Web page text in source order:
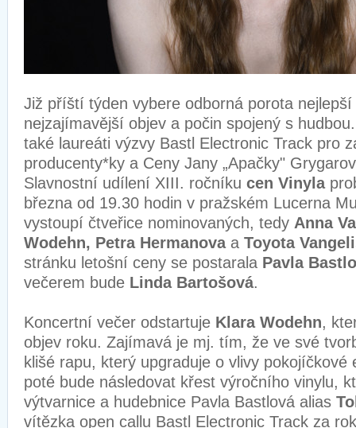
Již příští týden vybere odborná porota
nejzajímavější objev a počin spojený s
také laureáti výzvy Bastl Electronic Track pro
producenty*ky a Ceny Jany „Apačky"
Slavnostní udílení XIII. ročníku cen Vinyla
března od 19.30 hodin v pražském Lucerna
vystoupí čtveřice nominovaných, tedy Anna
Wodehn, Petra Hermanovaa Toyota
stránku letošní ceny se postarala Pavla
večerem bude Linda Bartošová.
Koncertní večer odstartuje Klara Wodehn,
objev roku. Zajímavá je mj. tím, že ve své
klišé rapu, který upgraduje o vlivy pokojíčkové
poté bude následovat křest výročního vinylu,
výtvarnice a hudebnice Pavla Bastlová alias
vítězka open callu Bastl Electronic Track za